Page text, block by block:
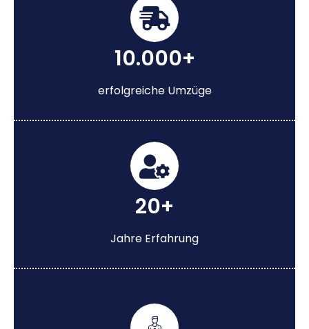
10.000+
erfolgreiche Umzüge
20+
Jahre Erfahrung